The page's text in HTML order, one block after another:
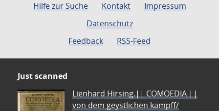
Hilfe zur Suche Kontakt
Impressum
Datenschutz
Feedback
RSS-Feed
Just scanned
Lienhard Hirsing.|| COMOEDIA ||
von dem geystlichen kampff/